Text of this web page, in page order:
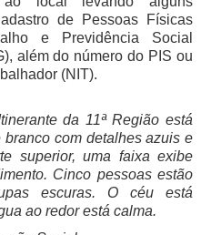
Obras
de Gestão de Pessoas
de Pessoas Físicas
e Previdência Social
além do número do PIS ou
(NIT).
da 11ª Região está
com detalhes azuis e
superior, uma faixa exibe
Cinco pessoas estão
escuras. O céu está
ao redor está calma.